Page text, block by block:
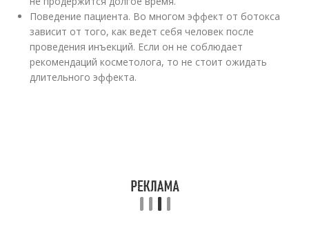
Поведение пациента. Во многом эффект от ботокса
зависит от того, как ведет себя человек после
проведения инъекций. Если он не соблюдает
рекомендаций косметолога, то не стоит ожидать
длительного эффекта.